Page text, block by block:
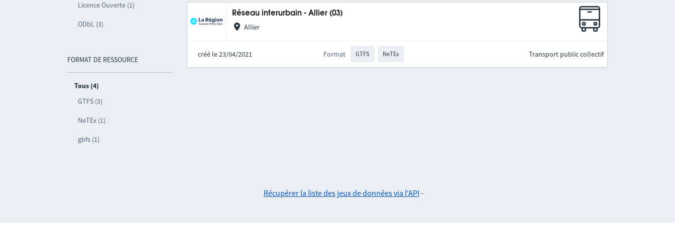
Licence Ouverte (1)
ODbL (3)
FORMAT DE RESSOURCE
Tous (4)
GTFS (3)
NeTEx (1)
gbfs (1)
Réseau interurbain - Allier (03)
Allier
créé le 23/04/2021 Format GTFS NeTEx Transport public collectif
Récupérer la liste des jeux de données via l'API -